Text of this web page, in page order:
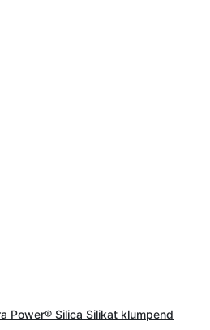
Power® Silica Silikat klumpend